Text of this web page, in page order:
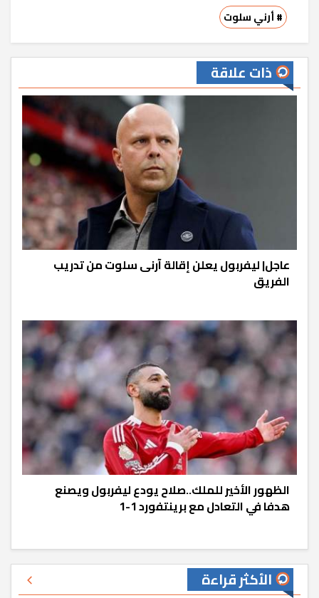
# أرني سلوت
ذات علاقة
عاجل| ليفربول يعلن إقالة آرنى سلوت من تدريب
الفريق
الظهور الأخير للملك..صلاح يودع ليفربول ويصنع
هدفا في التعادل مع برينتفورد 1-1
الأكثر قراءة